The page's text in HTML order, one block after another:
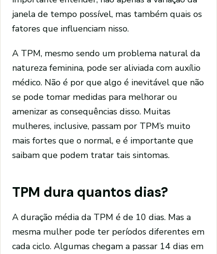
janela de tempo possível, mas também quais os
fatores que influenciam nisso.
A TPM, mesmo sendo um problema natural da
natureza feminina, pode ser aliviada com auxílio
médico. Não é por que algo é inevitável que não
se pode tomar medidas para melhorar ou
amenizar as consequências disso. Muitas
mulheres, inclusive, passam por TPM’s muito
mais fortes que o normal, e é importante que
saibam que podem tratar tais sintomas.
TPM dura quantos dias?
A duração média da TPM é de 10 dias. Mas a
mesma mulher pode ter períodos diferentes em
cada ciclo. Algumas chegam a passar 14 dias em